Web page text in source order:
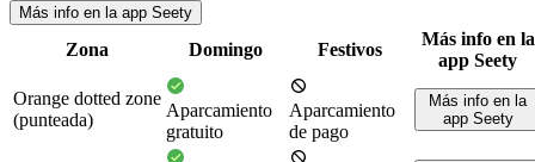
Más info en la app Seety
Zona Domingo Festivos
Más info en la
app Seety
Orange dotted zone
(punteada)
Aparcamiento
gratuito
Aparcamiento
de pago
Más info en la
app Seety